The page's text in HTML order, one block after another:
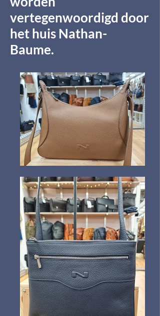
vertegenwoordigd door
het huis Nathan-
Baume.